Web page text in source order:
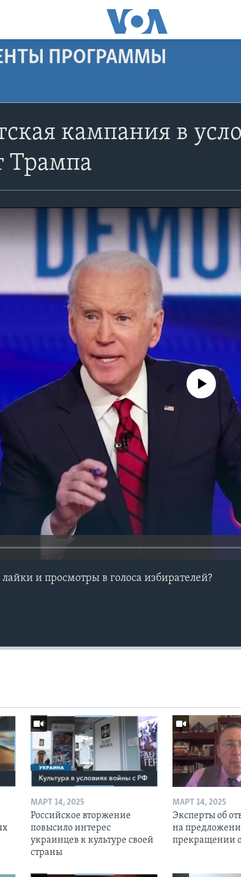
ПРОГРАММЫ
кампания в
Трампа
No media source
и просмотры в голоса избирателей?
МАРТ 14, 2025
Российское вторжение
повысило интерес
украинцев к культуре своей
страны
МАРТ 14, 2025
Эксперты об
на
прекращении